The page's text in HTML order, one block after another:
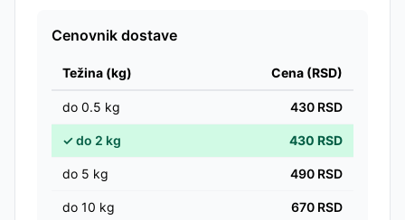
Cenovnik dostave
Težina (kg) Cena (RSD)
do 0.5 kg 430 RSD
✓do 2 kg 430 RSD
do 5 kg 490 RSD
do 10 kg 670 RSD